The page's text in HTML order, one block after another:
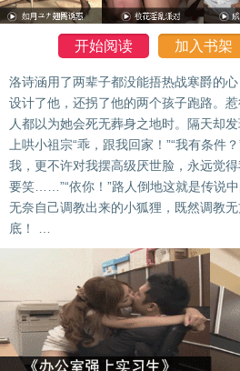
开始阅读 加入书架
洛诗涵用了两辈子都没能捂热战寒爵的
设计了他，还拐了他的两个孩子跑路。
人都以为她会死无葬身之地时。隔天却
上哄小祖宗“乖，跟我回家！”“我有条件
我，更不许对我摆高级厌世脸，永远觉
要笑……”“依你！”路人倒地这就是传说
无奈自己调教出来的小狐狸，既然调教
底！ …